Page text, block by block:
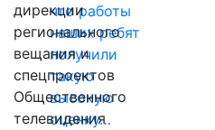
что работы
наших ребят
получили
такую
высокую
оценку…
дирекции
регионального
вещания и
спецпроектов
Общественного
телевидения